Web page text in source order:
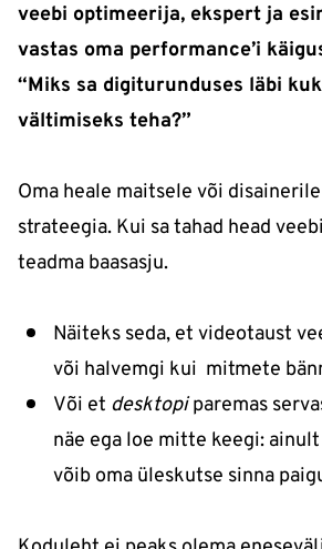
veebi optimeerija, ekspert ja
vastas oma performance’i
“Miks sa digiturunduses läbi
vältimiseks teha?”
Oma heale maitsele või
strateegia. Kui sa tahad head
teadma baasasju.
Näiteks seda, et videotaust
või halvemgi kui mitmete
Või et desktopiparemas
näe ega loe mitte keegi:
võib oma üleskutse sinna